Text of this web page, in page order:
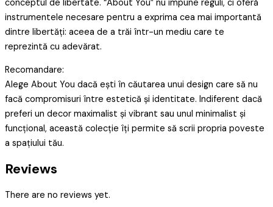
conceptul de libertate. “About You” nu impune reguli, ci oferă
instrumentele necesare pentru a exprima cea mai importantă
dintre libertăți: aceea de a trăi într-un mediu care te
reprezintă cu adevărat.
Recomandare:
Alege About You dacă ești în căutarea unui design care să nu
facă compromisuri între estetică și identitate. Indiferent dacă
preferi un decor maximalist și vibrant sau unul minimalist și
funcțional, această colecție îți permite să scrii propria poveste
a spațiului tău.
Reviews
There are no reviews yet.